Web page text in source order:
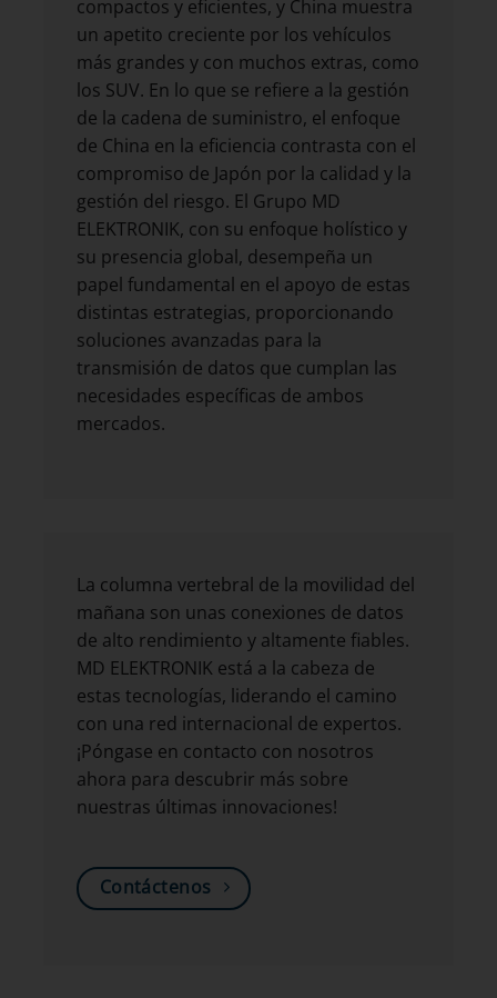
compactos y eficientes, y China muestra
un apetito creciente por los vehículos
más grandes y con muchos extras, como
los SUV. En lo que se refiere a la gestión
de la cadena de suministro, el enfoque
de China en la eficiencia contrasta con el
compromiso de Japón por la calidad y la
gestión del riesgo. El Grupo MD
ELEKTRONIK, con su enfoque holístico y
su presencia global, desempeña un
papel fundamental en el apoyo de estas
distintas estrategias, proporcionando
soluciones avanzadas para la
transmisión de datos que cumplan las
necesidades específicas de ambos
mercados.
La columna vertebral de la movilidad del
mañana son unas conexiones de datos
de alto rendimiento y altamente fiables.
MD ELEKTRONIK está a la cabeza de
estas tecnologías, liderando el camino
con una red internacional de expertos.
¡Póngase en contacto con nosotros
ahora para descubrir más sobre
nuestras últimas innovaciones!
Contáctenos